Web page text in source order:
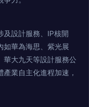
及設計服務、IP核開
如華為海思、紫光展
華大九天等設計服務公
業自主化進程加速，